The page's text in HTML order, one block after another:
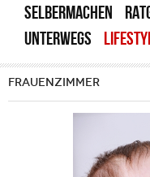
SELBERMACHEN
UNTERWEGS
FRAUENZIMMER